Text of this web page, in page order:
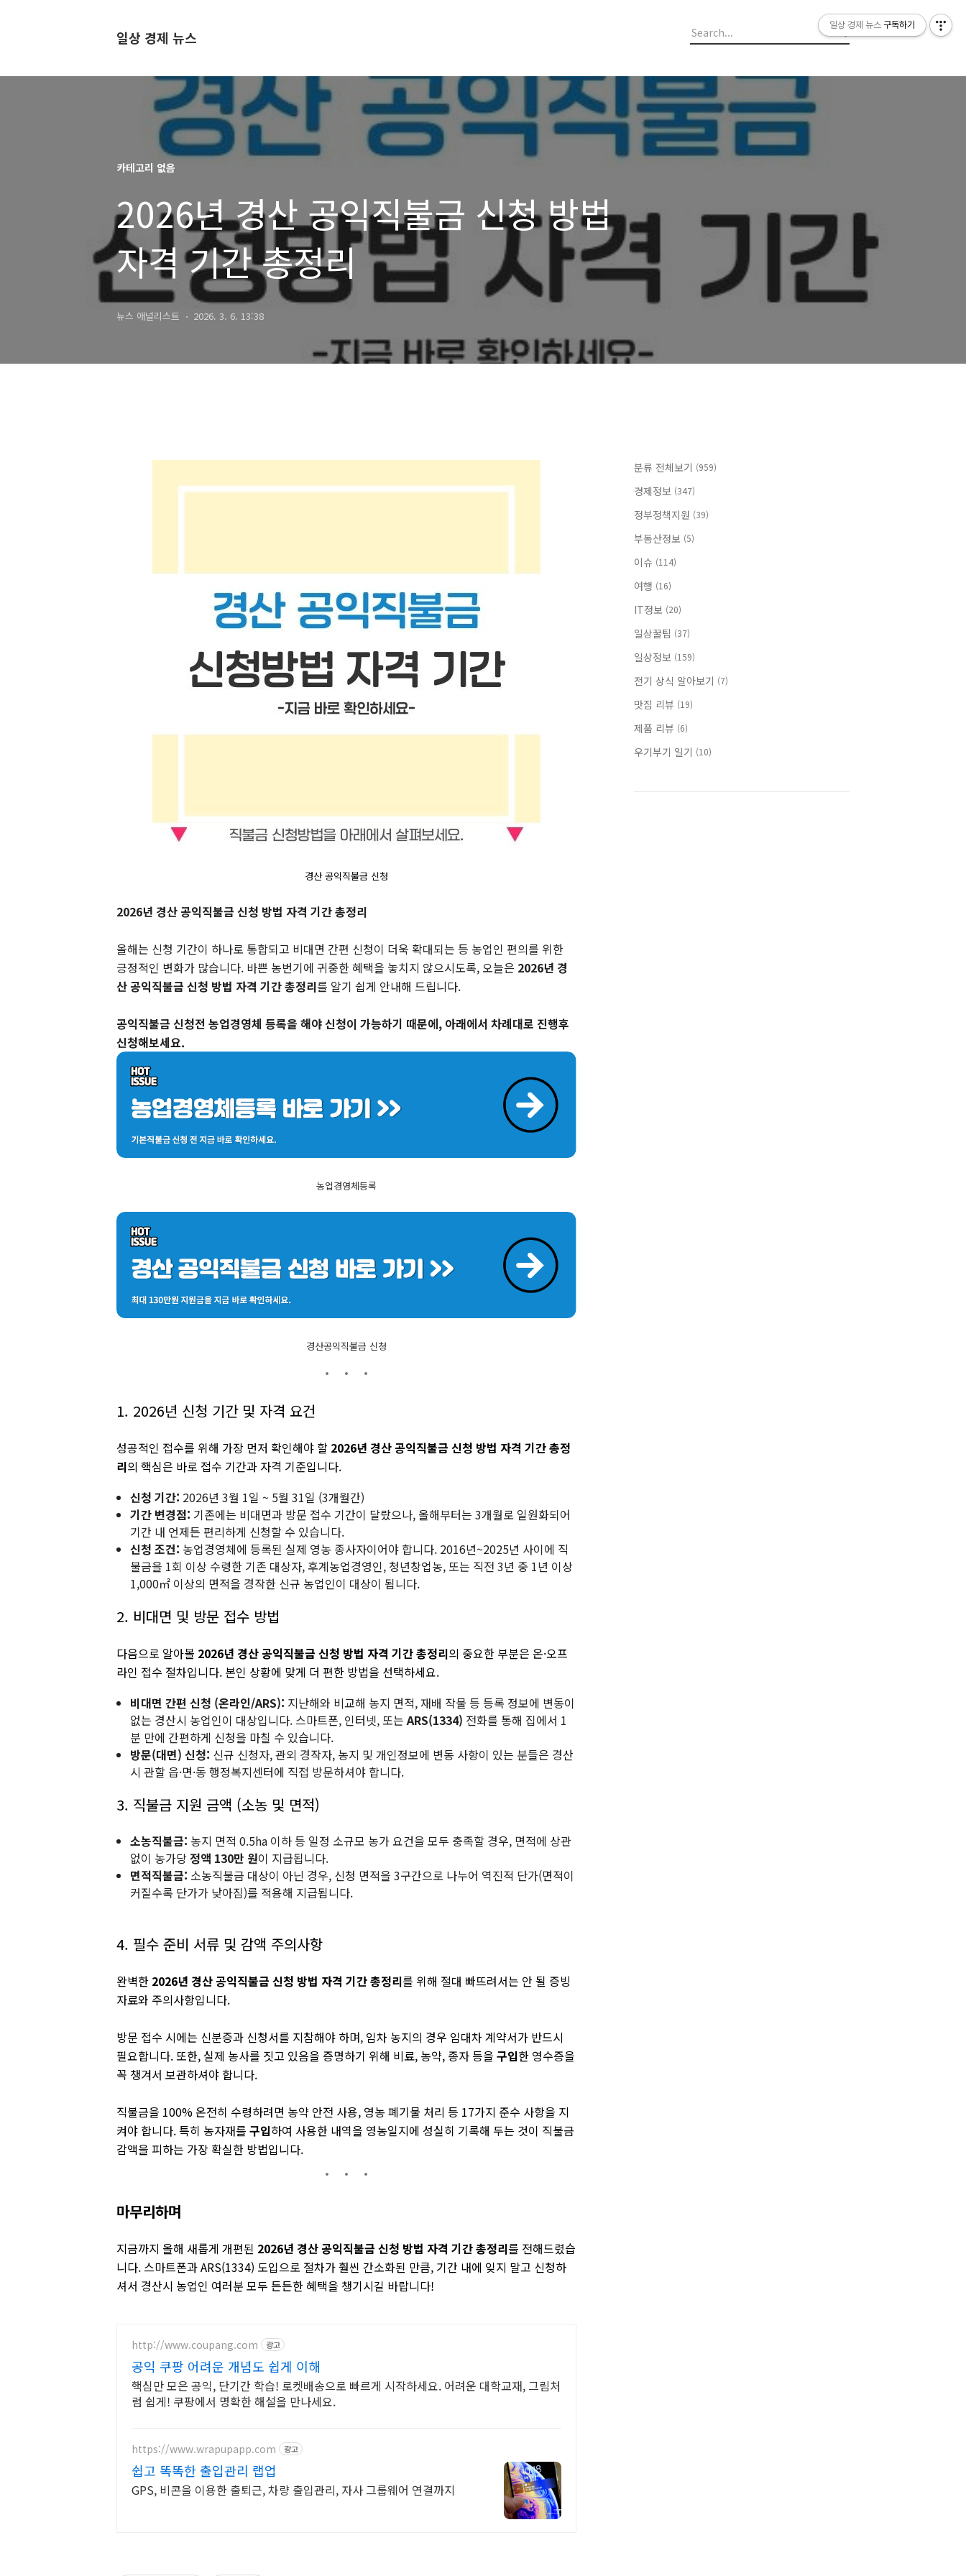
일상 경제 뉴스 구독하기
일상 경제 뉴스
카테고리 없음
2026년 경산 공익직불금 신청 방법
자격 기간 총정리
뉴스 애널리스트 2026. 3. 6. 13:38
경산 공익직불금 신청
2026년 경산 공익직불금 신청 방법 자격 기간 총정리
올해는 신청 기간이 하나로 통합되고 비대면 간편 신청이 더욱 확대되는 등 농업인 편의를 위한
긍정적인 변화가 많습니다. 바쁜 농번기에 귀중한 혜택을 놓치지 않으시도록, 오늘은 2026년 경
산 공익직불금 신청 방법 자격 기간 총정리를 알기 쉽게 안내해 드립니다.
공익직불금 신청전 농업경영체 등록을 해야 신청이 가능하기 때문에, 아래에서 차례대로 진행후
신청해보세요.
농업경영체등록
경산공익직불금 신청
1. 2026년 신청 기간 및 자격 요건
성공적인 접수를 위해 가장 먼저 확인해야 할 2026년 경산 공익직불금 신청 방법 자격 기간 총정
리의 핵심은 바로 접수 기간과 자격 기준입니다.
신청 기간: 2026년 3월 1일 ~ 5월 31일 (3개월간)
기간 변경점: 기존에는 비대면과 방문 접수 기간이 달랐으나, 올해부터는 3개월로 일원화되어
기간 내 언제든 편리하게 신청할 수 있습니다.
신청 조건: 농업경영체에 등록된 실제 영농 종사자이어야 합니다. 2016년~2025년 사이에 직
불금을 1회 이상 수령한 기존 대상자, 후계농업경영인, 청년창업농, 또는 직전 3년 중 1년 이상
1,000㎡ 이상의 면적을 경작한 신규 농업인이 대상이 됩니다.
2. 비대면 및 방문 접수 방법
다음으로 알아볼 2026년 경산 공익직불금 신청 방법 자격 기간 총정리의 중요한 부분은 온·오프
라인 접수 절차입니다. 본인 상황에 맞게 더 편한 방법을 선택하세요.
비대면 간편 신청 (온라인/ARS): 지난해와 비교해 농지 면적, 재배 작물 등 등록 정보에 변동이
없는 경산시 농업인이 대상입니다. 스마트폰, 인터넷, 또는 ARS(1334) 전화를 통해 집에서 1
분 만에 간편하게 신청을 마칠 수 있습니다.
방문(대면) 신청: 신규 신청자, 관외 경작자, 농지 및 개인정보에 변동 사항이 있는 분들은 경산
시 관할 읍·면·동 행정복지센터에 직접 방문하셔야 합니다.
3. 직불금 지원 금액 (소농 및 면적)
소농직불금: 농지 면적 0.5ha 이하 등 일정 소규모 농가 요건을 모두 충족할 경우, 면적에 상관
없이 농가당정액 130만 원이 지급됩니다.
면적직불금: 소농직불금 대상이 아닌 경우, 신청 면적을 3구간으로 나누어 역진적 단가(면적이
커질수록 단가가 낮아짐)를 적용해 지급됩니다.
4. 필수 준비 서류 및 감액 주의사항
완벽한 2026년 경산 공익직불금 신청 방법 자격 기간 총정리를 위해 절대 빠뜨려서는 안 될 증빙
자료와 주의사항입니다.
방문 접수 시에는 신분증과 신청서를 지참해야 하며, 임차 농지의 경우 임대차 계약서가 반드시
필요합니다. 또한, 실제 농사를 짓고 있음을 증명하기 위해 비료, 농약, 종자 등을 구입한 영수증을
꼭 챙겨서 보관하셔야 합니다.
직불금을 100% 온전히 수령하려면 농약 안전 사용, 영농 폐기물 처리 등 17가지 준수 사항을 지
켜야 합니다. 특히 농자재를 구입하여 사용한 내역을 영농일지에 성실히 기록해 두는 것이 직불금
감액을 피하는 가장 확실한 방법입니다.
마무리하며
지금까지 올해 새롭게 개편된 2026년 경산 공익직불금 신청 방법 자격 기간 총정리를 전해드렸습
니다. 스마트폰과 ARS(1334) 도입으로 절차가 훨씬 간소화된 만큼, 기간 내에 잊지 말고 신청하
셔서 경산시 농업인 여러분 모두 든든한 혜택을 챙기시길 바랍니다!
http://www.coupang.com 광고
공익 쿠팡 어려운 개념도 쉽게 이해
핵심만 모은 공익, 단기간 학습! 로켓배송으로 빠르게 시작하세요. 어려운 대학교재, 그림처
럼 쉽게! 쿠팡에서 명확한 해설을 만나세요.
https://www.wrapupapp.com 광고
쉽고 똑똑한 출입관리 랩업
GPS, 비콘을 이용한 출퇴근, 차량 출입관리, 자사 그룹웨어 연결까지
분류 전체보기 (959)
경제정보 (347)
정부정책지원 (39)
부동산정보 (5)
이슈 (114)
여행 (16)
IT정보 (20)
일상꿀팁 (37)
일상정보 (159)
전기 상식 알아보기 (7)
맛집 리뷰 (19)
제품 리뷰 (6)
우기부기 일기 (10)
일상 경제 뉴스 구독하기